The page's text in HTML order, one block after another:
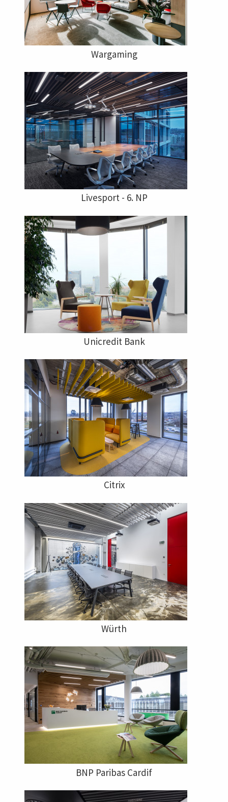
Wargaming
Livesport - 6. NP
Unicredit Bank
Citrix
Würth
BNP Paribas Cardif